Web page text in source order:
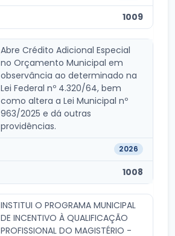
1009
Abre Crédito Adicional Especial
no Orçamento Municipal em
observância ao determinado na
Lei Federal nº 4.320/64, bem
como altera a Lei Municipal nº
963/2025 e dá outras
providências.
2026
1008
INSTITUI O PROGRAMA MUNICIPAL
DE INCENTIVO À QUALIFICAÇÃO
PROFISSIONAL DO MAGISTÉRIO -